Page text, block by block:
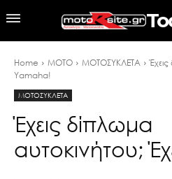
Home MOTO ΜΟΤΟΣΥΚΛΕΤΑ
Yamaha!
ΜΟΤΟΣΥΚΛΕΤΑ
Έχεις δίπλωμα
αυτοκινήτου;